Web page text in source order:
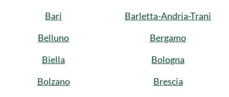
Bari
Barletta-Andria-Trani
Belluno
Bergamo
Biella
Bologna
Bolzano
Brescia